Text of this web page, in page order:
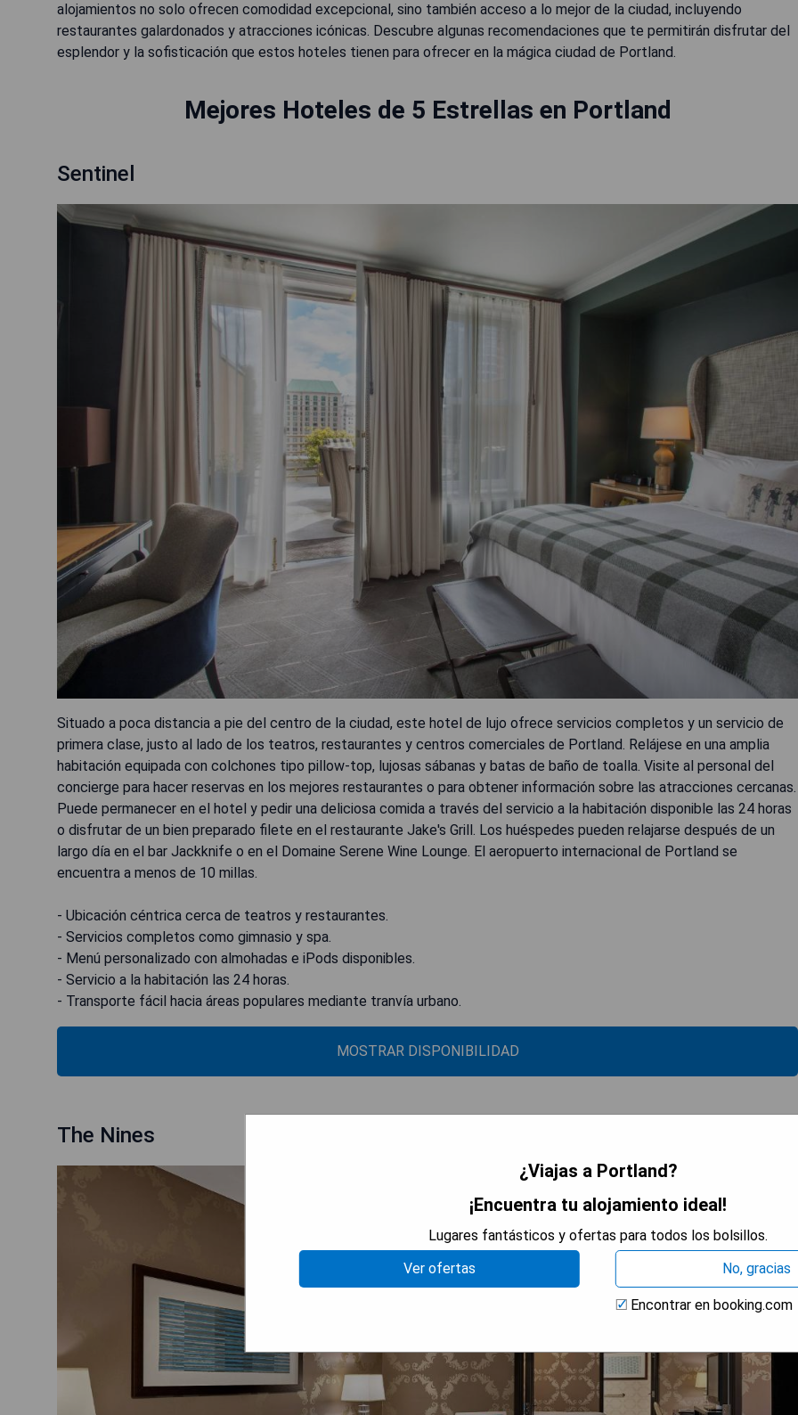
alojamientos no solo ofrecen comodidad excepcional, sino también acceso a lo mejor de la ciudad, incluyendo
restaurantes galardonados y atracciones icónicas. Descubre algunas recomendaciones que te permitirán disfrutar del
esplendor y la sofisticación que estos hoteles tienen para ofrecer en la mágica ciudad de Portland.
Mejores Hoteles de 5 Estrellas en Portland
Sentinel
Situado a poca distancia a pie del centro de la ciudad, este hotel de lujo ofrece servicios completos y un servicio de
primera clase, justo al lado de los teatros, restaurantes y centros comerciales de Portland. Relájese en una amplia
habitación equipada con colchones tipo pillow-top, lujosas sábanas y batas de baño de toalla. Visite al personal del
concierge para hacer reservas en los mejores restaurantes o para obtener información sobre las atracciones cercanas.
Puede permanecer en el hotel y pedir una deliciosa comida a través del servicio a la habitación disponible las 24 horas
o disfrutar de un bien preparado filete en el restaurante Jake's Grill. Los huéspedes pueden relajarse después de un
largo día en el bar Jackknife o en el Domaine Serene Wine Lounge. El aeropuerto internacional de Portland se
encuentra a menos de 10 millas.
- Ubicación céntrica cerca de teatros y restaurantes.
- Servicios completos como gimnasio y spa.
- Menú personalizado con almohadas e iPods disponibles.
- Servicio a la habitación las 24 horas.
- Transporte fácil hacia áreas populares mediante tranvía urbano.
MOSTRAR DISPONIBILIDAD
The Nines
¿Viajas a Portland?
¡Encuentra tu alojamiento ideal!
Lugares fantásticos y ofertas para todos los bolsillos.
Ver ofertas
No, gracias
Encontrar en booking.com